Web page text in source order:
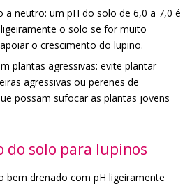
a neutro: um pH do solo de 6,0 a 7,0 é
o solo se for muito
o crescimento do lupino.
plantas agressivas: evite plantar
agressivas ou perenes de
possam sufocar as plantas jovens
do solo para lupinos
bem drenado com pH ligeiramente